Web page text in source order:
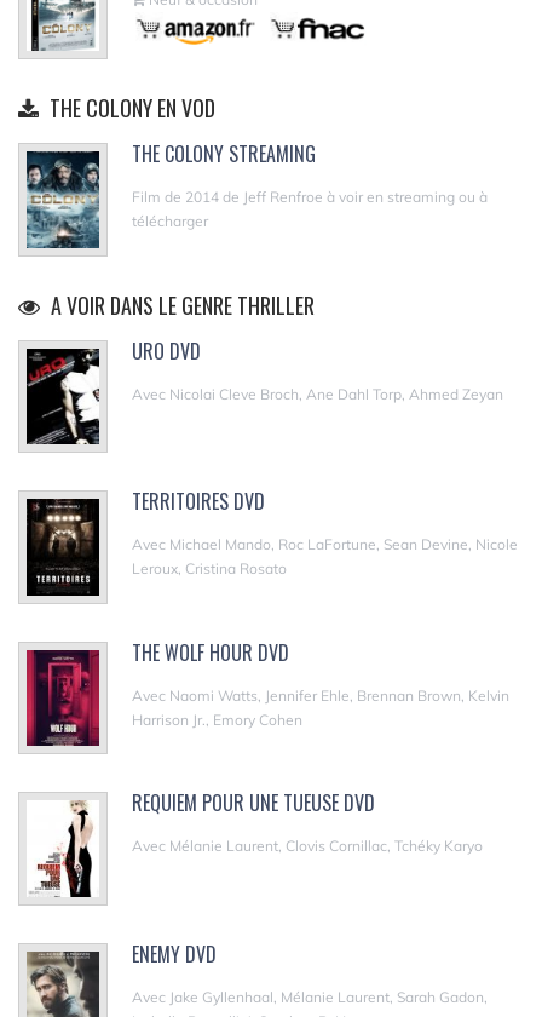
THE COLONY EN VOD
THE COLONY STREAMING
Film de 2014 de Jeff Renfroe à voir en streaming ou à
télécharger
A VOIR DANS LE GENRE THRILLER
URO DVD
Avec Nicolai Cleve Broch, Ane Dahl Torp, Ahmed Zeyan
TERRITOIRES DVD
Avec Michael Mando, Roc LaFortune, Sean Devine, Nicole
Leroux, Cristina Rosato
THE WOLF HOUR DVD
Avec Naomi Watts, Jennifer Ehle, Brennan Brown, Kelvin
Harrison Jr., Emory Cohen
REQUIEM POUR UNE TUEUSE DVD
Avec Mélanie Laurent, Clovis Cornillac, Tchéky Karyo
ENEMY DVD
Avec Jake Gyllenhaal, Mélanie Laurent, Sarah Gadon,